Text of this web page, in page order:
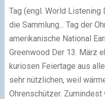
Tag (engl. World Listening
die Sammlung... Tag der
amerikanische National
Greenwood Der 13. März
kuriosen Feiertage aus
sehr nützlichen, weil
Ohrenschützer. Zumindest